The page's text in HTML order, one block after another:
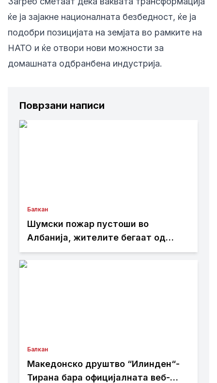
ќе ја зајакне националната безбедност, ќе ја
подобри позицијата на земјата во рамките на
НАТО и ќе отвори нови можности за
домашната одбранбена индустрија.
Поврзани написи
Балкан
Шумски пожар пустоши во
Албанија, жителите бегаат од
домовите
Балкан
Македонско друштво “Илинден“-
Тирана бара официјалната веб-